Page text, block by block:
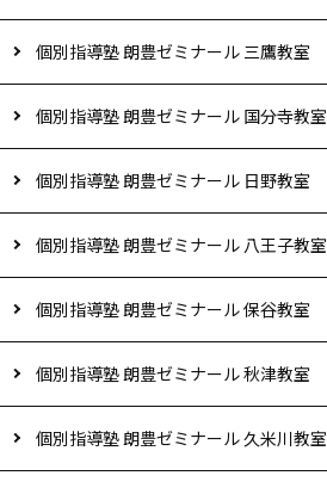
個別指導塾 朗豊ゼミナール 三鷹教室
個別指導塾 朗豊ゼミナール 国分寺教室
個別指導塾 朗豊ゼミナール 日野教室
個別指導塾 朗豊ゼミナール 八王子教室
個別指導塾 朗豊ゼミナール 保谷教室
個別指導塾 朗豊ゼミナール 秋津教室
個別指導塾 朗豊ゼミナール 久米川教室